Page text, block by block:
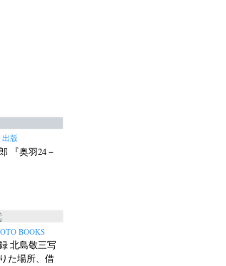
Shinoda (7)
出版
『奥羽24－
BOOKS
北島敬三写
た場所、借